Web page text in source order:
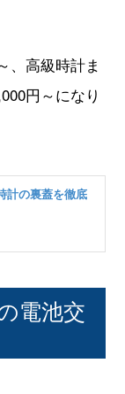
、高級時計ま
円～になり
計の裏蓋を徹底
電池交